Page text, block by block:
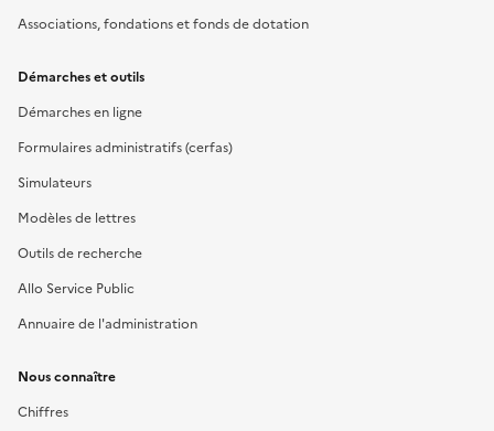
Associations, fondations et fonds de dotation
Démarches et outils
Démarches en ligne
Formulaires administratifs (cerfas)
Simulateurs
Modèles de lettres
Outils de recherche
Allo Service Public
Annuaire de l'administration
Nous connaître
Chiffres